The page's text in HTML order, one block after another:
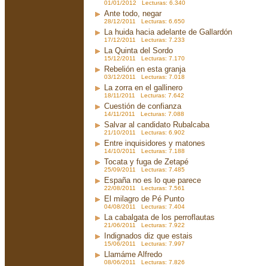
01/01/2012 Lecturas: 6.340
Ante todo, negar
28/12/2011 Lecturas: 6.650
La huida hacia adelante de Gallardón
17/12/2011 Lecturas: 7.233
La Quinta del Sordo
15/12/2011 Lecturas: 7.170
Rebelión en esta granja
03/12/2011 Lecturas: 7.018
La zorra en el gallinero
18/11/2011 Lecturas: 7.642
Cuestión de confianza
14/11/2011 Lecturas: 7.088
Salvar al candidato Rubalcaba
21/10/2011 Lecturas: 6.902
Entre inquisidores y matones
14/10/2011 Lecturas: 7.188
Tocata y fuga de Zetapé
25/09/2011 Lecturas: 7.485
España no es lo que parece
22/08/2011 Lecturas: 7.561
El milagro de Pé Punto
04/08/2011 Lecturas: 7.404
La cabalgata de los perroflautas
21/06/2011 Lecturas: 7.922
Indignados diz que estais
15/06/2011 Lecturas: 7.997
Llamáme Alfredo
08/06/2011 Lecturas: 7.826